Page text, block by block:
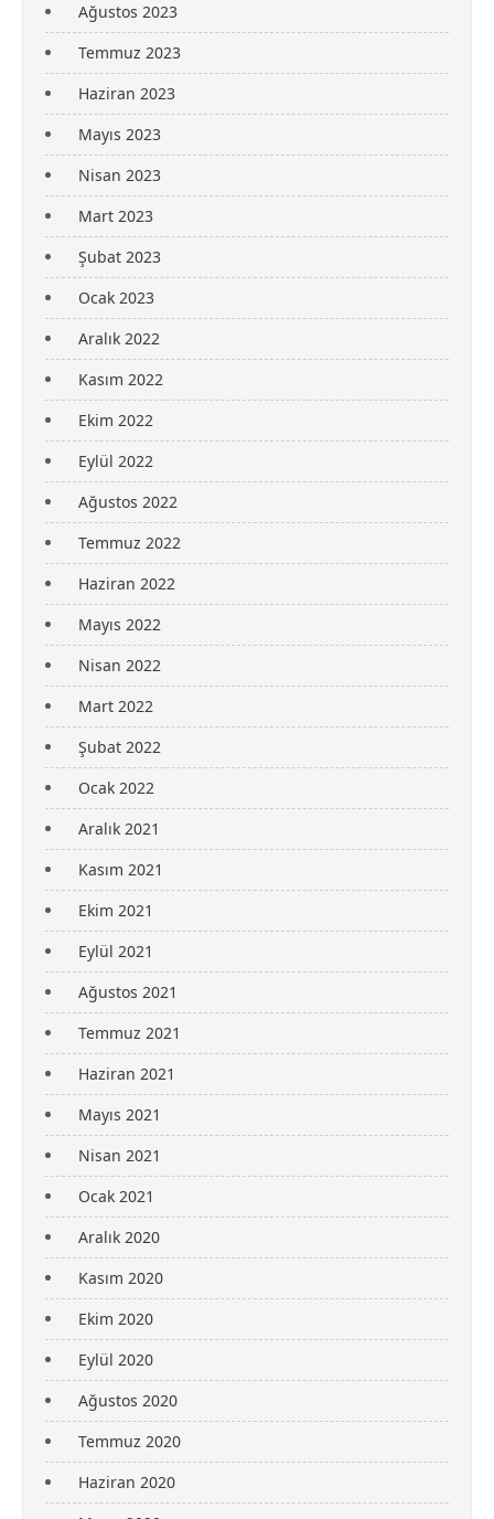
Ağustos 2023
Temmuz 2023
Haziran 2023
Mayıs 2023
Nisan 2023
Mart 2023
Şubat 2023
Ocak 2023
Aralık 2022
Kasım 2022
Ekim 2022
Eylül 2022
Ağustos 2022
Temmuz 2022
Haziran 2022
Mayıs 2022
Nisan 2022
Mart 2022
Şubat 2022
Ocak 2022
Aralık 2021
Kasım 2021
Ekim 2021
Eylül 2021
Ağustos 2021
Temmuz 2021
Haziran 2021
Mayıs 2021
Nisan 2021
Ocak 2021
Aralık 2020
Kasım 2020
Ekim 2020
Eylül 2020
Ağustos 2020
Temmuz 2020
Haziran 2020